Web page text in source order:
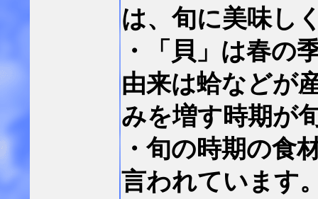
は、旬に美味し
・「貝」は春の
由来は蛤などが
みを増す時期が
・旬の時期の食
言われています